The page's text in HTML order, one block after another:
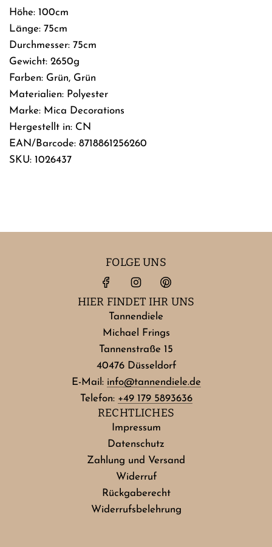
Höhe: 100cm
Länge: 75cm
Durchmesser: 75cm
Gewicht: 2650g
Farben: Grün, Grün
Materialien: Polyester
Marke: Mica Decorations
Hergestellt in: CN
EAN/Barcode: 8718861256260
SKU: 1026437
FOLGE UNS
HIER FINDET IHR UNS
Tannendiele
Michael Frings
Tannenstraße 15
40476 Düsseldorf
E-Mail: info@tannendiele.de
Telefon: +49 179 5893636
RECHTLICHES
Impressum
Datenschutz
Zahlung und Versand
Widerruf
Rückgaberecht
Widerrufsbelehrung